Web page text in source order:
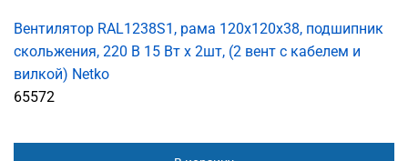
Вентилятор RAL1238S1, рама 120х120х38, подшипник
скольжения, 220 В 15 Вт x 2шт, (2 вент с кабелем и
вилкой) Netko
65572